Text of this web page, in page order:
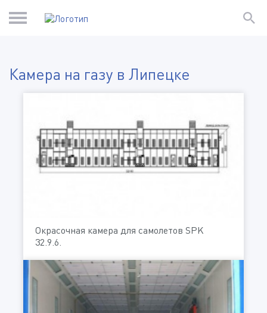
Камера на газу в Липецке
Окрасочная камера для самолетов SPK
32.9.6.